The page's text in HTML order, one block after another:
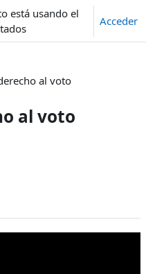
está usando el
Acceder
al voto
al voto